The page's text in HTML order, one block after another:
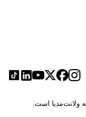
ولانت‌مدیا است.